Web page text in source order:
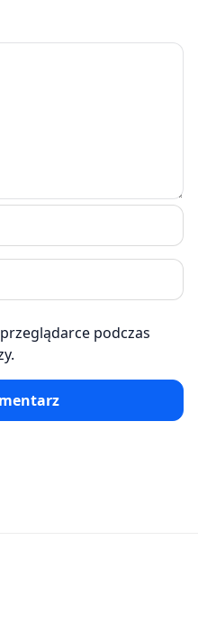
podczas